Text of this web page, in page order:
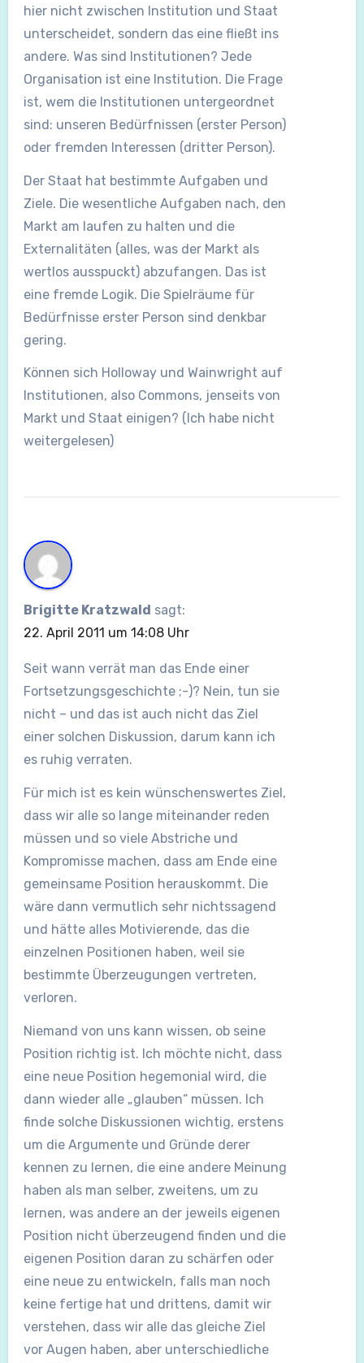
hier nicht zwischen Institution und Staat
unterscheidet, sondern das eine fließt ins
andere. Was sind Institutionen? Jede
Organisation ist eine Institution. Die Frage
ist, wem die Institutionen untergeordnet
sind: unseren Bedürfnissen (erster Person)
oder fremden Interessen (dritter Person).
Der Staat hat bestimmte Aufgaben und
Ziele. Die wesentliche Aufgaben nach, den
Markt am laufen zu halten und die
Externalitäten (alles, was der Markt als
wertlos ausspuckt) abzufangen. Das ist
eine fremde Logik. Die Spielräume für
Bedürfnisse erster Person sind denkbar
gering.
Können sich Holloway und Wainwright auf
Institutionen, also Commons, jenseits von
Markt und Staat einigen? (Ich habe nicht
weitergelesen)
Brigitte Kratzwald sagt:
22. April 2011 um 14:08 Uhr
Seit wann verrät man das Ende einer
Fortsetzungsgeschichte ;-)? Nein, tun sie
nicht – und das ist auch nicht das Ziel
einer solchen Diskussion, darum kann ich
es ruhig verraten.
Für mich ist es kein wünschenswertes Ziel,
dass wir alle so lange miteinander reden
müssen und so viele Abstriche und
Kompromisse machen, dass am Ende eine
gemeinsame Position herauskommt. Die
wäre dann vermutlich sehr nichtssagend
und hätte alles Motivierende, das die
einzelnen Positionen haben, weil sie
bestimmte Überzeugungen vertreten,
verloren.
Niemand von uns kann wissen, ob seine
Position richtig ist. Ich möchte nicht, dass
eine neue Position hegemonial wird, die
dann wieder alle „glauben“ müssen. Ich
finde solche Diskussionen wichtig, erstens
um die Argumente und Gründe derer
kennen zu lernen, die eine andere Meinung
haben als man selber, zweitens, um zu
lernen, was andere an der jeweils eigenen
Position nicht überzeugend finden und die
eigenen Position daran zu schärfen oder
eine neue zu entwickeln, falls man noch
keine fertige hat und drittens, damit wir
verstehen, dass wir alle das gleiche Ziel
vor Augen haben, aber unterschiedliche